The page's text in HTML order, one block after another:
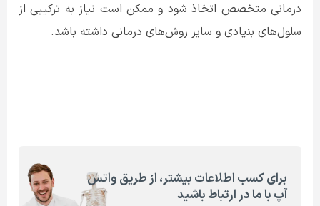
درمانی متخصص اتخاذ شود و ممکن است نیاز به ترکیبی از
سلول‌های بنیادی و سایر روش‌های درمانی داشته باشد.
برای کسب اطلاعات بیشتر، از طریق واتس
آپ با ما در ارتباط باشید